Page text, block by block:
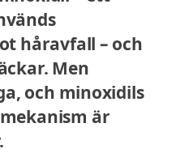
håravfall – och
Men
och minoxidils
är